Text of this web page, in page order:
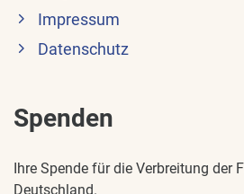
Impressum
Datenschutz
Spenden
Ihre Spende für die Verbreitung der
Deutschland.